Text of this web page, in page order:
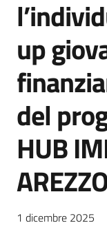
up
del
HUB
Dettagli
1 dicembre 2025